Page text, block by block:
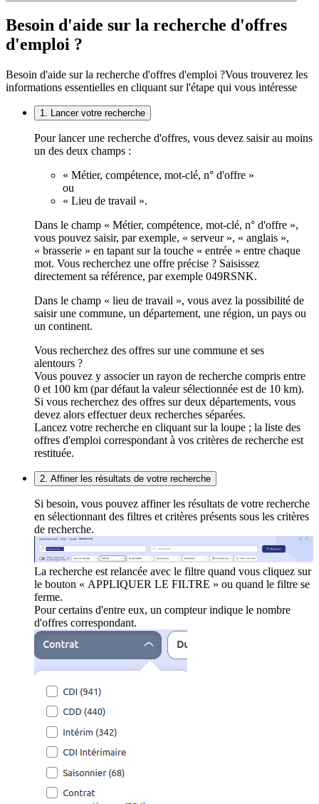
Besoin d'aide sur la recherche d'offres
d'emploi ?
Besoin d'aide sur la recherche d'offres d'emploi ?Vous trouverez les
informations essentielles en cliquant sur l'étape qui vous intéresse
1. Lancer votre recherche
Pour lancer une recherche d'offres, vous devez saisir au moins
un des deux champs :
« Métier, compétence, mot-clé, n° d'offre »
ou
« Lieu de travail ».
Dans le champ « Métier, compétence, mot-clé, n° d'offre »,
vous pouvez saisir, par exemple, « serveur », « anglais »,
« brasserie » en tapant sur la touche « entrée » entre chaque
mot. Vous recherchez une offre précise ? Saisissez
directement sa référence, par exemple 049RSNK.
Dans le champ « lieu de travail », vous avez la possibilité de
saisir une commune, un département, une région, un pays ou
un continent.
Vous recherchez des offres sur une commune et ses
alentours ?
Vous pouvez y associer un rayon de recherche compris entre
0 et 100 km (par défaut la valeur sélectionnée est de 10 km).
Si vous recherchez des offres sur deux départements, vous
devez alors effectuer deux recherches séparées.
Lancez votre recherche en cliquant sur la loupe ; la liste des
offres d'emploi correspondant à vos critères de recherche est
restituée.
2. Affiner les résultats de votre recherche
Si besoin, vous pouvez affiner les résultats de votre recherche
en sélectionnant des filtres et critères présents sous les critères
de recherche.
La recherche est relancée avec le filtre quand vous cliquez sur
le bouton « APPLIQUER LE FILTRE » ou quand le filtre se
ferme.
Pour certains d'entre eux, un compteur indique le nombre
d'offres correspondant.